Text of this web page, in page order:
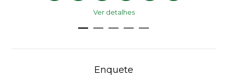
Ver detalhes
Enquete